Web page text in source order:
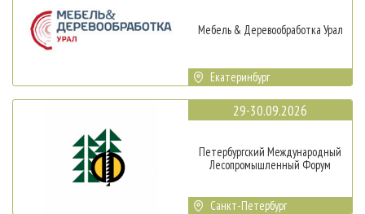
Мебель & Деревообработка Урал
Екатеринбург
29-30.09.2026
Петербургский Международный
Лесопромышленный Форум
Санкт-Петербург